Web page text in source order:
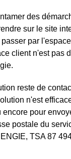
des
sur le site
par
client n'est pas
reste de
n'est
encore pour
postale du
TSA 87